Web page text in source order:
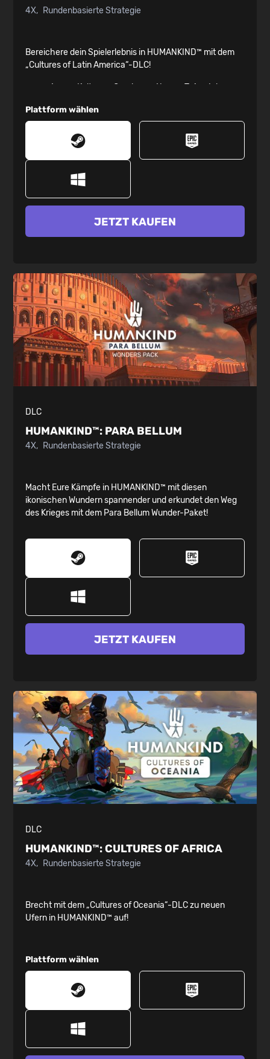
4X Rundenbasierte Strategie
Bereichere dein Spielerlebnis in HUMANKIND™ mit dem
„Cultures of Latin America“-DLC!
6 neue Kulturen: Caralanen, Nazca, Taíno, Inka,
6 neue Wunder
9 unabhängige Völker
15 Story-Ereignisse
Mehr als 30 neue Songs im Spiel, komponiert von
Arnaud Roy
Plattform wählen
JETZT KAUFEN
DLC
HUMANKIND™: PARA BELLUM
4X Rundenbasierte Strategie
Macht Eure Kämpfe in HUMANKIND™ mit diesen
ikonischen Wundern spannender und erkundet den Weg
des Krieges mit dem Para Bellum Wunder-Paket!
JETZT KAUFEN
DLC
HUMANKIND™:CULTURES OF AFRICA
4X Rundenbasierte Strategie
Brecht mit dem „Cultures of Oceania“-DLC zu neuen
Ufern in HUMANKIND™ auf!
Plattform wählen